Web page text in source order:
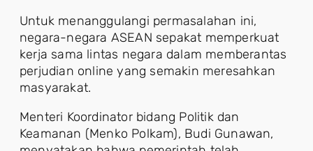
Untuk menanggulangi permasalahan ini,
negara-negara ASEAN sepakat memperkuat
kerja sama lintas negara dalam memberantas
perjudian online yang semakin meresahkan
masyarakat.
Menteri Koordinator bidang Politik dan
Keamanan (Menko Polkam), Budi Gunawan,